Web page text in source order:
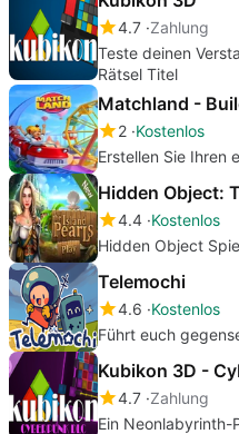
4.7 Zahlung
Teste deinen
Rätsel Titel
Matchland -
2 Kostenlos
Erstellen Sie Ihren
Hidden Object:
4.4 Kostenlos
Hidden Object
Telemochi
4.6 Kostenlos
Führt euch
Kubikon 3D -
4.7 Zahlung
Ein Neonlabyrinth-